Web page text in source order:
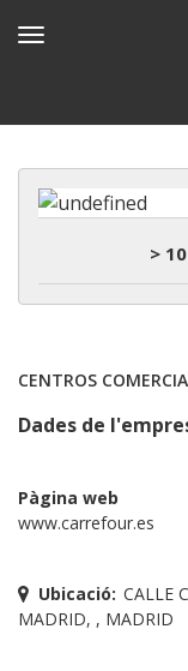
>
Dades de
Pàgina web
www.carrefour.es
Ubicació: CALLE
MADRID, , MADRID